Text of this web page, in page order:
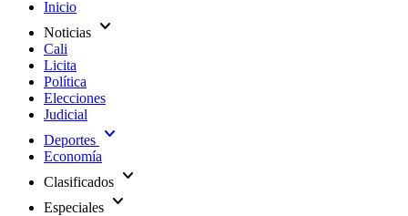
Inicio
Noticias expand_more
Cali
Licita
Política
Elecciones
Judicial
Deportes expand_more
Economía
Clasificados expand_more
Especiales expand_more